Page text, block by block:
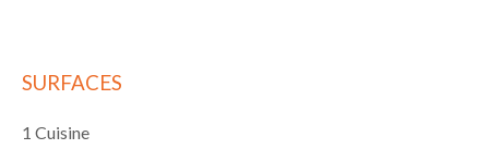
SURFACES
1 Cuisine